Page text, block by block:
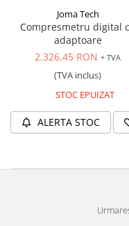
Set / trusa chei tubulare
Set burghie si freze
Set prelungitoare
Set surubelnite
Testare cuplu
strangere
Trusa / Set tarozi si filiere
Tubulare speciale
Joma Tech
Compresmetru digital
adaptoare
2.326,45 RON + TVA
(TVA inclus)
STOC EPUIZAT
ALERTA STOC